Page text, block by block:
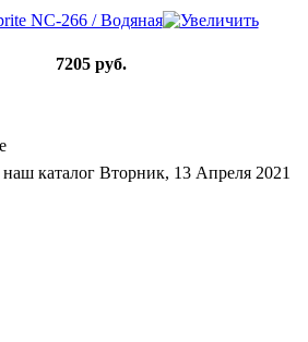
7205 руб.
каталог Вторник, 13 Апреля 2021